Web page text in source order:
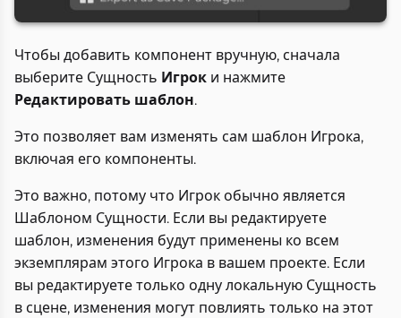
Чтобы добавить компонент вручную, сначала
выберите Сущность Игрок и нажмите
Редактировать шаблон.
Это позволяет вам изменять сам шаблон Игрока,
включая его компоненты.
Это важно, потому что Игрок обычно является
Шаблоном Сущности. Если вы редактируете
шаблон, изменения будут применены ко всем
экземплярам этого Игрока в вашем проекте. Если
вы редактируете только одну локальную Сущность
в сцене, изменения могут повлиять только на этот